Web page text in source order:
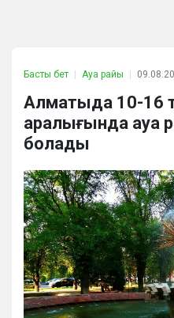
Басты бет Ауа райы
Алматыда 10-16
аралығында ауа
болады